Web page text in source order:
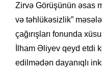
Zirvə Görüşünün əsas
və təhlükəsizlik”
çağırışları fonunda
İlham Əliyev qeyd etdi
edilmədən dayanıqlı